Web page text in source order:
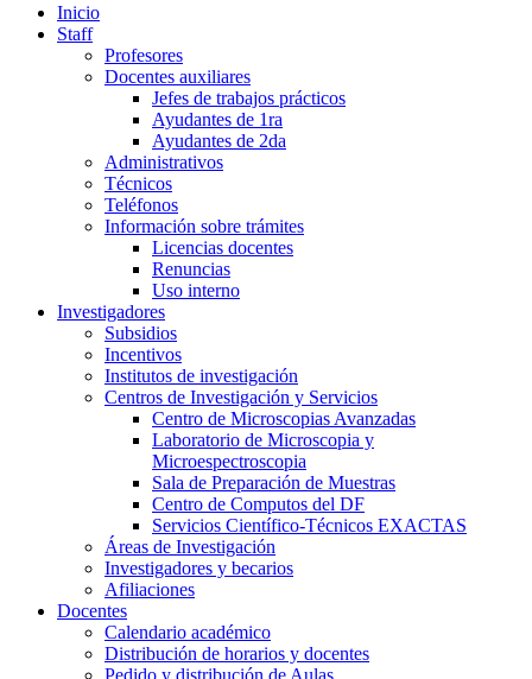
Inicio
Staff
Profesores
Docentes auxiliares
Jefes de trabajos prácticos
Ayudantes de 1ra
Ayudantes de 2da
Administrativos
Técnicos
Teléfonos
Información sobre trámites
Licencias docentes
Renuncias
Uso interno
Investigadores
Subsidios
Incentivos
Institutos de investigación
Centros de Investigación y Servicios
Centro de Microscopias Avanzadas
Laboratorio de Microscopia y
Microespectroscopia
Sala de Preparación de Muestras
Centro de Computos del DF
Servicios Científico-Técnicos EXACTAS
Áreas de Investigación
Investigadores y becarios
Afiliaciones
Docentes
Calendario académico
Distribución de horarios y docentes
Pedido y distribución de Aulas